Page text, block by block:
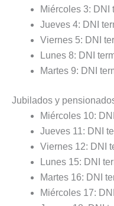
Miércoles 3: DNI
Jueves 4: DNI
Viernes 5: DNI
Lunes 8: DNI
Martes 9: DNI
Jubilados y
Miércoles 10:
Jueves 11: DNI
Viernes 12: DNI
Lunes 15: DNI
Martes 16: DNI
Miércoles 17: